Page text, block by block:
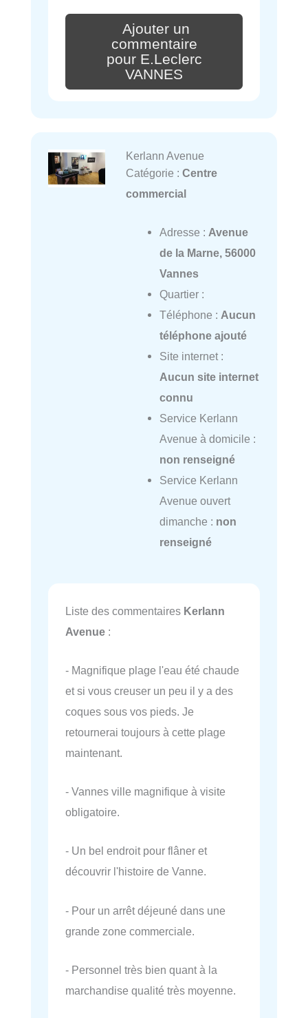
Ajouter un
commentaire
pour E.Leclerc
VANNES
Kerlann Avenue
Catégorie : Centre
commercial
Adresse : Avenue
de la Marne, 56000
Vannes
Quartier :
Téléphone : Aucun
téléphone ajouté
Site internet :
Aucun site internet
connu
Service Kerlann
Avenue à domicile :
non renseigné
Service Kerlann
Avenue ouvert
dimanche : non
renseigné
Liste des commentaires Kerlann
Avenue :
- Magnifique plage l'eau été chaude
et si vous creuser un peu il y a des
coques sous vos pieds. Je
retournerai toujours à cette plage
maintenant.
- Vannes ville magnifique à visite
obligatoire.
- Un bel endroit pour flâner et
découvrir l'histoire de Vanne.
- Pour un arrêt déjeuné dans une
grande zone commerciale.
- Personnel très bien quant à la
marchandise qualité très moyenne.